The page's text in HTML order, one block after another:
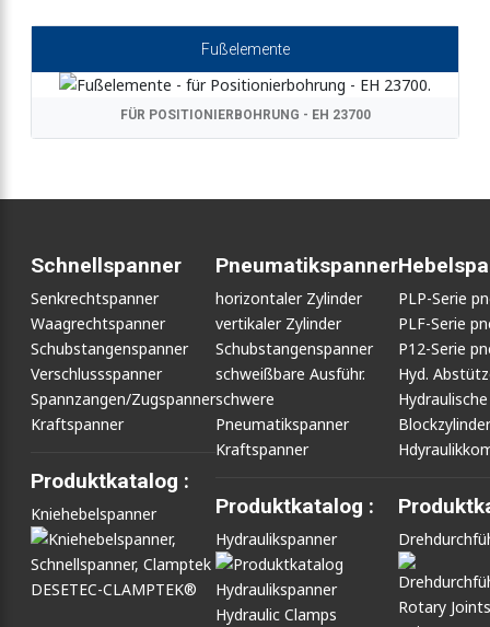
Fußelemente
FÜR POSITIONIERBOHRUNG - EH 23700
Schnellspanner
Senkrechtspanner
Waagrechtspanner
Schubstangenspanner
Verschlussspanner
Spannzangen/Zugspanner
Kraftspanner
Produktkatalog :
Kniehebelspanner
DESETEC-CLAMPTEK®
Pneumatikspanner
horizontaler Zylinder
vertikaler Zylinder
Schubstangenspanner
schweißbare Ausführ.
schwere
Pneumatikspanner
Kraftspanner
Produktkatalog :
Hydraulikspanner
PLP-Serie
PLF-Serie
P12-Serie
Hyd.
Hydraulische
Blockzylinder